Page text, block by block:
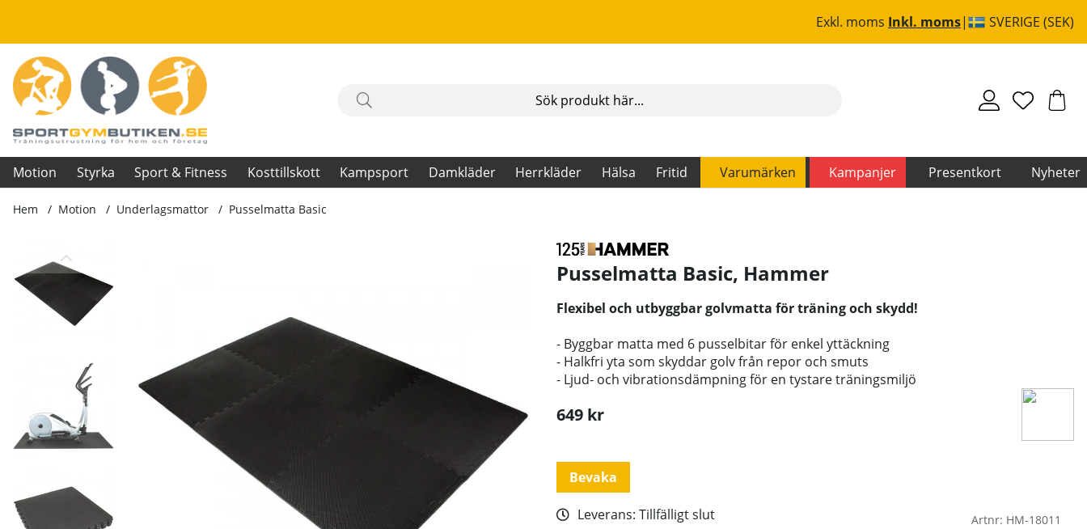
Exkl. moms Inkl. moms SVERIGE (SEK)
Motion Styrka Sport & Fitness Kosttillskott Kampsport Damkläder Herrkläder Hälsa Fritid Varumärken Kampanjer Presentkort Nyheter
Hem Motion Underlagsmattor Pusselmatta Basic
Produktbilder Pusselmatta Basic
Pusselmatta Basic, Hammer
Flexibel och utbyggbar golvmatta för träning och skydd!
- Byggbar matta med 6 pusselbitar för enkel yttäckning
- Halkfri yta som skyddar golv från repor och smuts
- Ljud- och vibrationsdämpning för en tystare träningsmiljö
649 kr
Bevaka
Leverans: Tillfälligt slut Artnr: HM-18011